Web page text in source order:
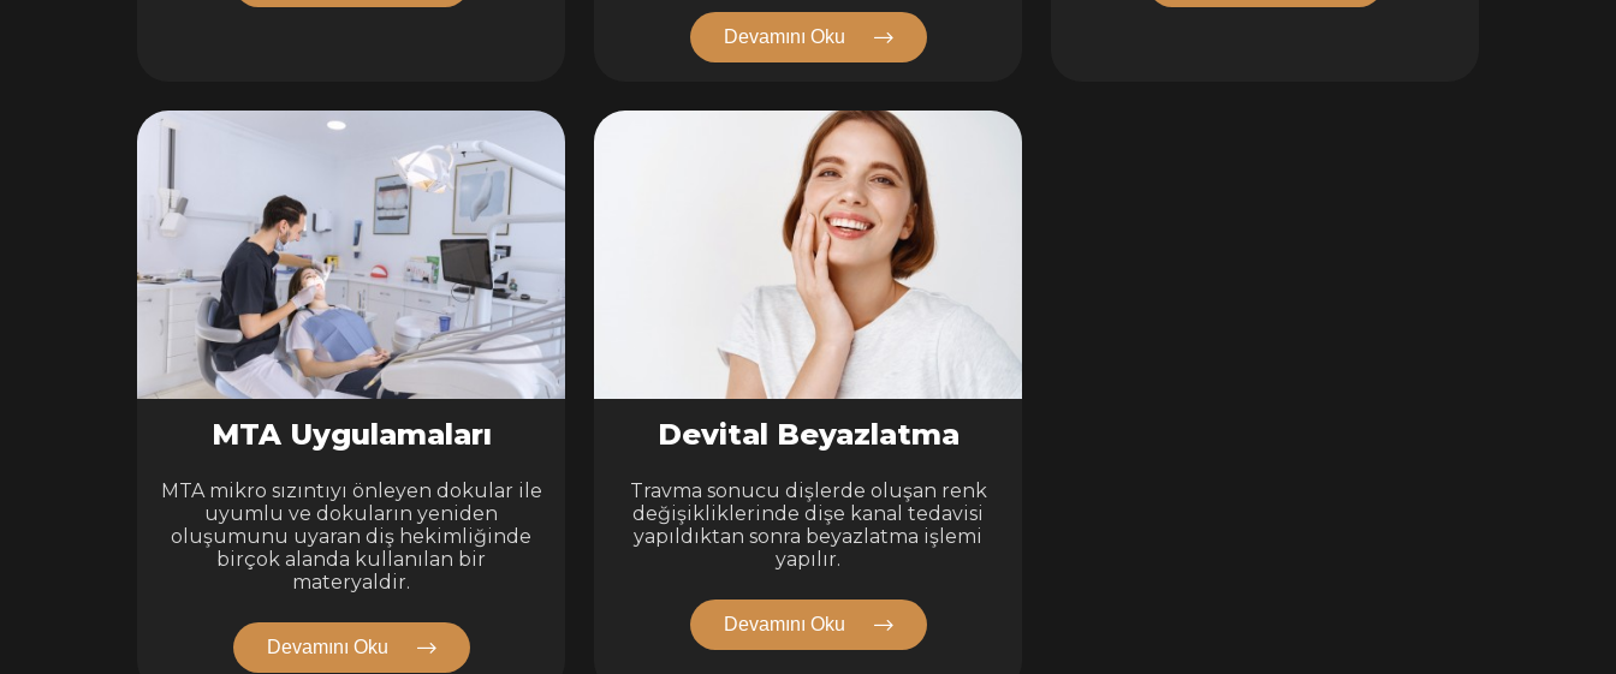
Devamını Oku
MTA Uygulamaları
MTA mikro sızıntıyı önleyen dokular ile
uyumlu ve dokuların yeniden
oluşumunu uyaran diş hekimliğinde
birçok alanda kullanılan bir
materyaldir.
Devamını Oku
Devital Beyazlatma
Travma sonucu dişlerde oluşan renk
değişikliklerinde dişe kanal tedavisi
yapıldıktan sonra beyazlatma işlemi
yapılır.
Devamını Oku